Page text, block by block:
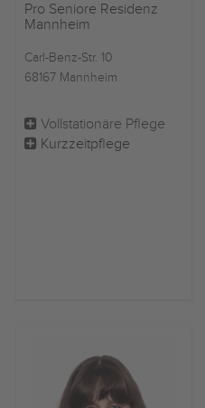
Pro Seniore Residenz
Mannheim
Carl-Benz-Str. 10
68167 Mannheim
Vollstationäre Pflege
Kurzzeitpflege